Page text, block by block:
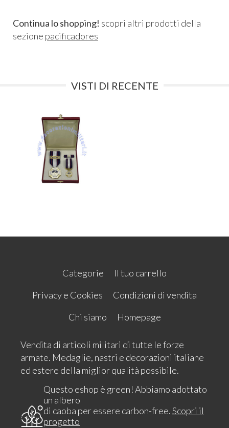
Continua lo shopping! scopri altri prodotti della
sezione pacificadores
VISTI DI RECENTE
Categorie
Il tuo carrello
Privacy e Cookies
Condizioni di vendita
Chi siamo
Homepage
Vendita di articoli militari di tutte le forze
armate. Medaglie, nastri e decorazioni italiane
ed estere della miglior qualità possibile.
Questo eshop è green! Abbiamo adottato
un albero
di caoba per essere carbon-free.Scopri il
progetto